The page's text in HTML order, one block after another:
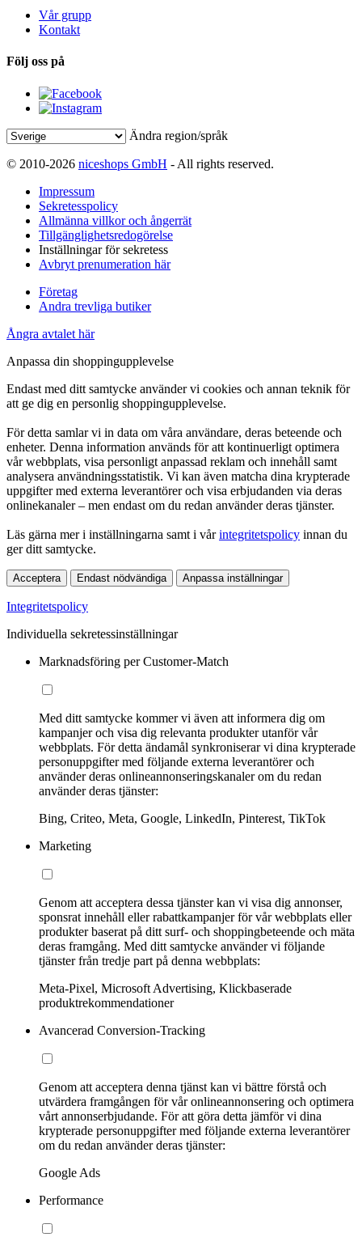
Vår grupp
Kontakt
Följ oss på
Ändra region/språk
© 2010-2026 niceshops GmbH - All rights reserved.
Impressum
Sekretesspolicy
Allmänna villkor och ångerrät
Tillgänglighetsredogörelse
Inställningar för sekretess
Avbryt prenumeration här
Företag
Andra trevliga butiker
Ångra avtalet här
Anpassa din shoppingupplevelse
Endast med ditt samtycke använder vi cookies och annan teknik för
att ge dig en personlig shoppingupplevelse.
För detta samlar vi in data om våra användare, deras beteende och
enheter. Denna information används för att kontinuerligt optimera
vår webbplats, visa personligt anpassad reklam och innehåll samt
analysera användningsstatistik. Vi kan även matcha dina krypterade
uppgifter med externa leverantörer och visa erbjudanden via deras
onlinekanaler – men endast om du redan använder deras tjänster.
Läs gärna mer i inställningarna samt i vårintegritetspolicy innan du
ger ditt samtycke.
Acceptera Endast nödvändiga Anpassa inställningar
Integritetspolicy
Individuella sekretessinställningar
Marknadsföring per Customer-Match
Med ditt samtycke kommer vi även att informera dig om
kampanjer och visa dig relevanta produkter utanför vår
webbplats. För detta ändamål synkroniserar vi dina krypterade
personuppgifter med följande externa leverantörer och
använder deras onlineannonseringskanaler om du redan
använder deras tjänster:
Bing, Criteo, Meta, Google, LinkedIn, Pinterest, TikTok
Marketing
Genom att acceptera dessa tjänster kan vi visa dig annonser,
sponsrat innehåll eller rabattkampanjer för vår webbplats eller
produkter baserat på ditt surf- och shoppingbeteende och mäta
deras framgång. Med ditt samtycke använder vi följande
tjänster från tredje part på denna webbplats:
Meta-Pixel, Microsoft Advertising, Klickbaserade
produktrekommendationer
Avancerad Conversion-Tracking
Genom att acceptera denna tjänst kan vi bättre förstå och
utvärdera framgången för vår onlineannonsering och optimera
vårt annonserbjudande. För att göra detta jämför vi dina
krypterade personuppgifter med följande externa leverantörer
om du redan använder deras tjänster:
Google Ads
Performance